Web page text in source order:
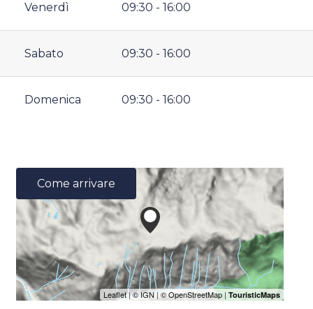
Venerdì 09:30 - 16:00
Sabato 09:30 - 16:00
Domenica 09:30 - 16:00
Come arrivare